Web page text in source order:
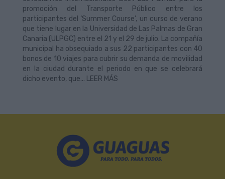
promoción del Transporte Público entre los
participantes del ‘Summer Course’, un curso de verano
que tiene lugar en la Universidad de Las Palmas de Gran
Canaria (ULPGC) entre el 21 y el 29 de julio. La compañía
municipal ha obsequiado a sus 22 participantes con 40
bonos de 10 viajes para cubrir su demanda de movilidad
en la ciudad durante el periodo en que se celebrará
dicho evento, que... LEER MÁS